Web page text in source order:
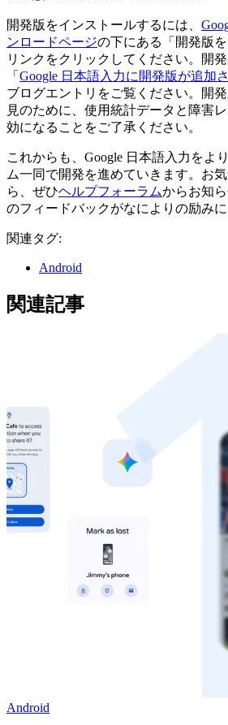
開発版をインストールするには、
ンロードページの下にある「開発版
リンクをクリックしてください。開
「 Google 日本語入力に開発版が追加
ブログエントリをご覧ください。開
見のために、使用統計データと障害
効になることをご了承ください。
これからも、Google 日本語入力をよ
ム一同で開発を進めていきます。お
ら、ぜひヘルプフォーラムからお知
のフィードバックがなによりの励みに
関連タグ:
Android
関連記事
Android